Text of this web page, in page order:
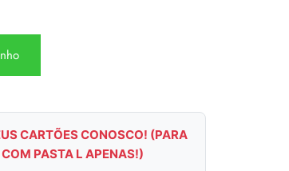
CARTÕES CONOSCO! (PARA
COM PASTA L APENAS!)